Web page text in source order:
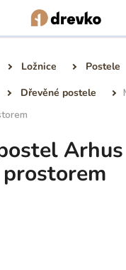
Ložnice
Postele
Dřevěné postele